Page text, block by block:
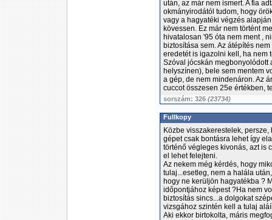
után, az már nem ismert. A fia
okmányirodától tudom, hogy
vagy a hagyatéki végzés
kövessen. Ez már nem történt
hivatalosan '95 óta nem ment ,
biztosítása sem. Az átépítés
eredetét is igazolni kell, ha nem
Szóval jócskán megbonyolódott
helyszínen), bele sem mentem
a gép, de nem mindenáron. Az
cuccot összesen 25e értékben,
sorszám: 326 (23734)
Fullkopy
Közbe visszakerestelek,
gépet csak bontásra lehet így
történő végleges kivonás, azt is
el lehet felejteni.
Az nekem még kérdés, hogy
tulaj...esetleg, nem a halála
hogy ne kerüljön hagyatékba ?
időpontjához képest ?Ha nem
biztosítás sincs...a dolgokat
vizsgához szintén kell a tulaj
Aki ekkor birtokolta, máris